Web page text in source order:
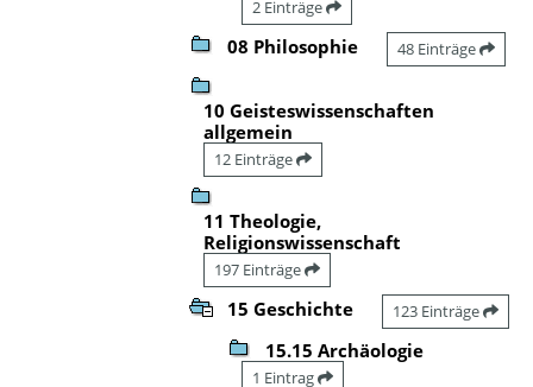
2 Einträge
08 Philosophie 48 Einträge
10 Geisteswissenschaften
allgemein
12 Einträge
11 Theologie,
Religionswissenschaft
197 Einträge
15 Geschichte 123 Einträge
15.15 Archäologie
1 Eintrag